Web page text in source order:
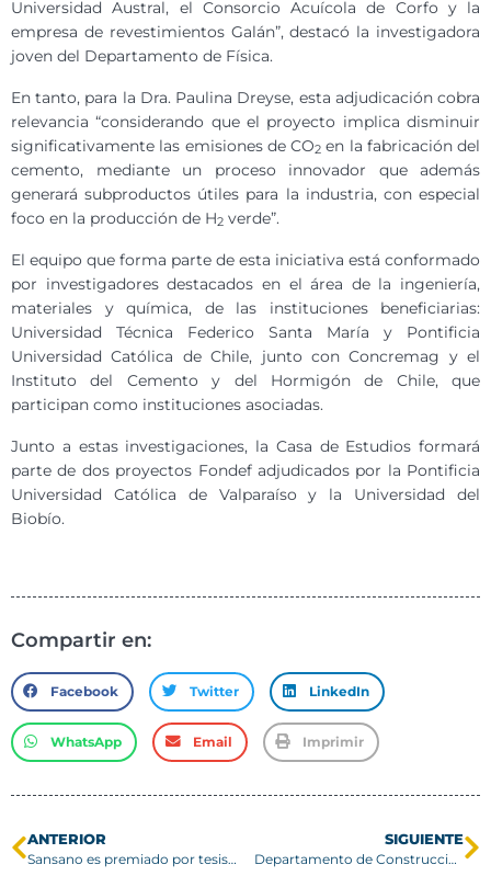
Universidad Austral, el Consorcio Acuícola de Corfo y la
empresa de revestimientos Galán”, destacó la investigadora
joven del Departamento de Física.
En tanto, para la Dra. Paulina Dreyse, esta adjudicación cobra
relevancia “considerando que el proyecto implica disminuir
significativamente las emisiones de CO2 en la fabricación del
cemento, mediante un proceso innovador que además
generará subproductos útiles para la industria, con especial
foco en la producción de H2 verde”.
El equipo que forma parte de esta iniciativa está conformado
por investigadores destacados en el área de la ingeniería,
materiales y química, de las instituciones beneficiarias:
Universidad Técnica Federico Santa María y Pontificia
Universidad Católica de Chile, junto con Concremag y el
Instituto del Cemento y del Hormigón de Chile, que
participan como instituciones asociadas.
Junto a estas investigaciones, la Casa de Estudios formará
parte de dos proyectos Fondef adjudicados por la Pontificia
Universidad Católica de Valparaíso y la Universidad del
Biobío.
Compartir en:
Facebook Twitter LinkedIn
WhatsApp Email Imprimir
ANTERIOR
Sansano es premiado por tesis sobre energía eólica en Parque Cultural Valparaíso
SIGUIENTE
Departamento de Construcción tituló a nuevos profesionales